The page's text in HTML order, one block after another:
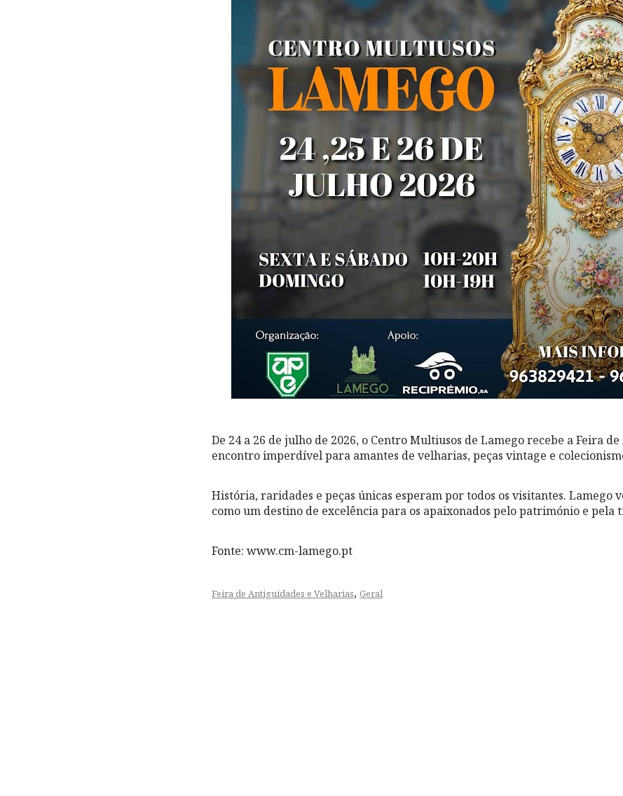
De 24 a 26 de julho de 2026, o Centro Multiusos de Lamego recebe a Feira
encontro imperdível para amantes de velharias, peças vintage e
História, raridades e peças únicas esperam por todos os visitantes. Lamego
como um destino de excelência para os apaixonados pelo património e pela
Fonte: www.cm-lamego.pt
Feira de Antiguidades e Velharias, Geral